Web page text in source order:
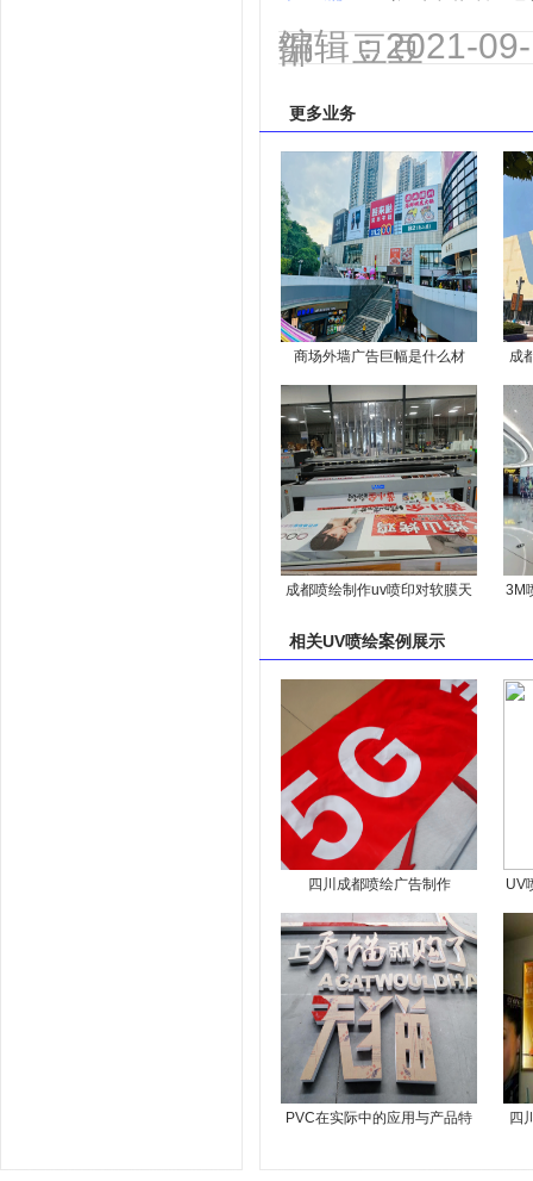
编辑：2021-
部 豆豆
更多业务
商场外墙广告巨幅是什么材
质？
成
成都喷绘制作uv喷印对软膜天
3M
相关UV喷绘案例 展示
四川成都喷绘广告制作 UV
PVC在实际中的应用与产品特
四